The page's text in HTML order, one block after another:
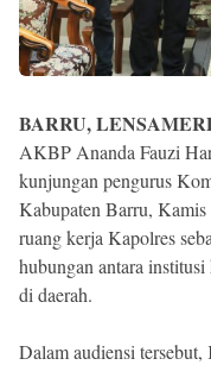
BARRU,
AKBP Ananda Fauzi
kunjungan pengurus
Kabupaten Barru,
ruang kerja Kapolres
hubungan antara
di daerah.
Dalam audiensi